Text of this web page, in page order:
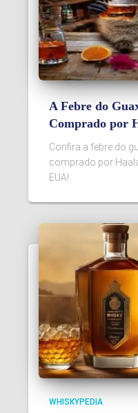
A Febre do
Comprado por
Confira a febre do
comprado por
EUA!
WHISKYPEDIA